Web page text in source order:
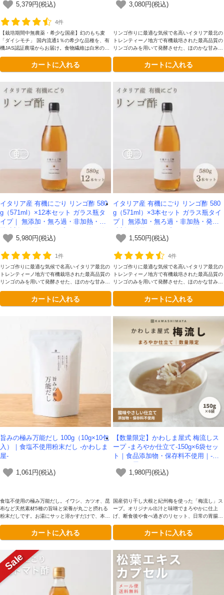
料】 5,379円(税込)
4件
【栽培期間中無農薬・希少な国産】幻のもち麦
「ダイシモチ」 国内流通1％の希少な品種を、有
機JAS認証農場からお届け。食物繊維は白米の約
ルカン」も摂取できます。皮付きのためポリフェ
ノールも含有。もちプチ食感が咀嚼を促し、健康
炊き方動画特典付き！
カートに入れる
ー -かわしま屋-
3,080円(税込)
リンゴ作りに最適な気候で名高いイタリア最北の
トレンティーノ地方で有機栽培された最高品質の
リンゴのみを用いて発酵させた、ほのかな甘みと
ていない、本物のリンゴ酢をガラス瓶容器にてお
楽しみください。
カートに入れる
イタリア産 有機にごり リンゴ酢 580
g（571ml）×12本セット ガラス瓶タ
イプ｜ 無添加・無ろ過・非加熱・発
ガー -かわしま屋-
5,980円(税込)
1件
リンゴ作りに最適な気候で名高いイタリア最北の
トレンティーノ地方で有機栽培された最高品質の
リンゴのみを用いて発酵させた、ほのかな甘みと
ていない、本物のリンゴ酢をガラス瓶容器にてお
楽しみください。
カートに入れる
イタリア産 有機にごり リンゴ酢 580
g（571ml）×3本セット ガラス瓶タイ
プ｜ 無添加・無ろ過・非加熱・発酵
ー -かわしま屋-
1,550円(税込)
4件
リンゴ作りに最適な気候で名高いイタリア最北の
トレンティーノ地方で有機栽培された最高品質の
リンゴのみを用いて発酵させた、ほのかな甘みと
ていない、本物のリンゴ酢をガラス瓶容器にてお
楽しみください。
カートに入れる
旨みの極み万能だし 100g（10g×10包
入）｜食塩不使用粉末だし -かわしま
屋-
1,061円(税込)
食塩不使用の極み万能だし。イワシ、カツオ、昆
布など天然素材5種の旨味と栄養が丸ごと摂れる
粉末だしです。お湯にサッと溶かすだけで、本格
カートに入れる
【数量限定】かわしま屋式 梅流しス
ープ -まろやか仕立て-150g×6袋セッ
ト｜食品添加物・保存料不使用｜-か
1,980円(税込)
国産切り干し大根と紀州梅を使った「梅流し」ス
ープ。オリジナル出汁と味噌でまろやかに仕上
げ、断食後や食べ過ぎのリセット、日常の胃腸ケ
さしく整えスッキリをサポートします。
カートに入れる